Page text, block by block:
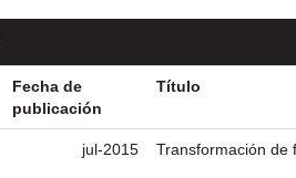
Fecha de
publicación
Título
jul-2015 Transformación de